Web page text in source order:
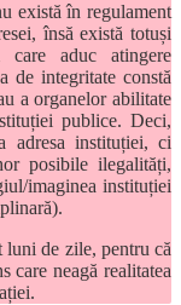
există în regulament
însă există totuși
care aduc atingere
de integritate constă
a organelor abilitate
publice. Deci,
adresa instituției, ci
posibile ilegalități,
imaginea instituției
luni de zile, pentru că
care neagă realitatea